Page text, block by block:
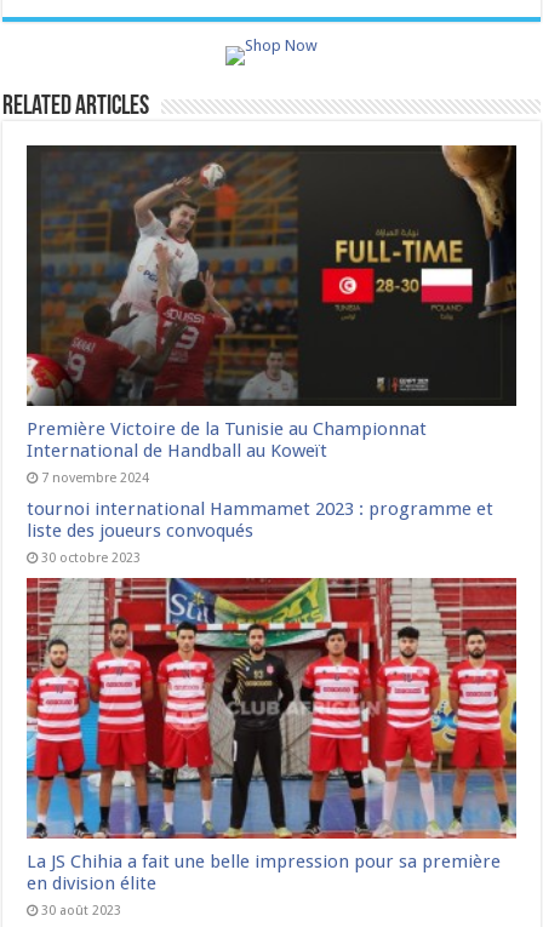
Related Articles
Première Victoire de la Tunisie au Championnat
International de Handball au Koweït
7 novembre 2024
tournoi international Hammamet 2023 : programme et
liste des joueurs convoqués
30 octobre 2023
La JS Chihia a fait une belle impression pour sa première
en division élite
30 août 2023